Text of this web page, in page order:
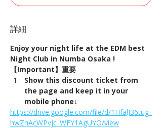
詳細
Enjoy your night life at the EDM best
Night Club in Numba Osaka !
【Important】重要
Show this discount ticket from
the page and keep it in your
mobile phone↓
https://drive.google.com/file/d/1HfalJ36tug_
hwZnAcWPvjc_WFY1AgUYO/view